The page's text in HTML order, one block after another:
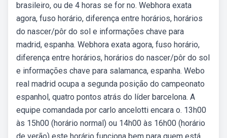
brasileiro, ou de 4 horas se for no. Webhora exata
agora, fuso horário, diferença entre horários, horários
do nascer/pôr do sol e informações chave para
madrid, espanha. Webhora exata agora, fuso horário,
diferença entre horários, horários do nascer/pôr do sol
e informações chave para salamanca, espanha. Webo
real madrid ocupa a segunda posição do campeonato
espanhol, quatro pontos atrás do líder barcelona. A
equipe comandada por carlo ancelotti encara o. 13h00
às 15h00 (horário normal) ou 14h00 às 16h00 (horário